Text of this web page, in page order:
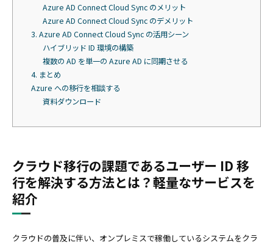
Azure AD Connect Cloud Sync のメリット
Azure AD Connect Cloud Sync のデメリット
3. Azure AD Connect Cloud Sync の活用シーン
ハイブリッド ID 環境の構築
複数の AD を単一の Azure AD に同期させる
4. まとめ
Azure への移行を相談する
資料ダウンロード
クラウド移行の課題であるユーザー ID 移
行を解決する方法とは？軽量なサービスを
紹介
クラウドの普及に伴い、オンプレミスで稼働しているシステムをクラ